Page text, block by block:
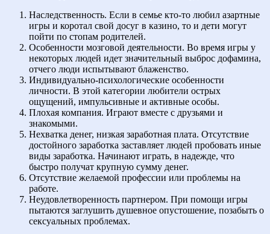
Наследственность. Если в семье кто-то любил азартные
игры и коротал свой досуг в казино, то и дети могут
пойти по стопам родителей.
Особенности мозговой деятельности. Во время игры у
некоторых людей идет значительный выброс дофамина,
отчего люди испытывают блаженство.
Индивидуально-психологические особенности
личности. В этой категории любители острых
ощущений, импульсивные и активные особы.
Плохая компания. Играют вместе с друзьями и
знакомыми.
Нехватка денег, низкая заработная плата. Отсутствие
достойного заработка заставляет людей пробовать иные
виды заработка. Начинают играть, в надежде, что
быстро получат крупную сумму денег.
Отсутствие желаемой профессии или проблемы на
работе.
Неудовлетворенность партнером. При помощи игры
пытаются заглушить душевное опустошение, позабыть о
сексуальных проблемах.